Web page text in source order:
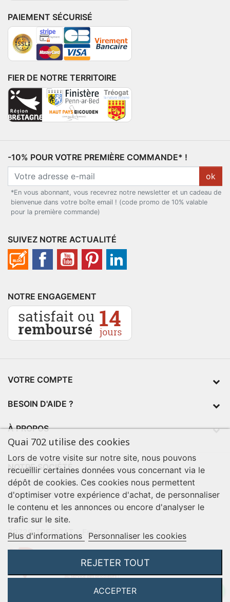
PAIEMENT SÉCURISÉ
FIER DE NOTRE TERRITOIRE
-10% POUR VOTRE PREMIÈRE COMMANDE* !
ok
*En vous abonnant, vous recevrez notre newsletter et un cadeau de
bienvenue dans votre boîte email ! (code promo de 10% valable
pour la première commande)
SUIVEZ NOTRE ACTUALITÉ
NOTRE ENGAGEMENT
VOTRE COMPTE
BESOIN D'AIDE ?
À PROPOS
NOTRE SOCIÉTÉ
contact@quai702.com
02 98 55 93 94
702 Tourne-Ici
Route de la mer
29720 TREOGAT - France
Quai 702 utilise des cookies
Lors de votre visite sur notre site, nous pouvons
recueillir certaines données vous concernant via le
dépôt de cookies. Ces cookies nous permettent
d'optimiser votre expérience d'achat, de personnaliser
le contenu et les annonces ou encore d'analyser le
trafic sur le site.
Plus d'informations
Personnaliser les cookies
REJETER TOUT
ACCEPTER